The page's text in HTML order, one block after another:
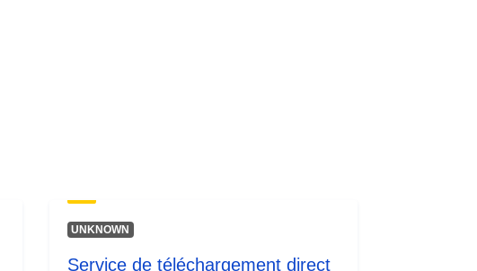
UNKNOWN
Service de téléchargement direct